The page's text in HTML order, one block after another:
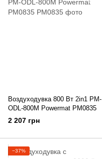
Воздуходувка 800 Вт 2in1 PM-
ODL-800M Powermat PM0835
2 207 грн
−37%